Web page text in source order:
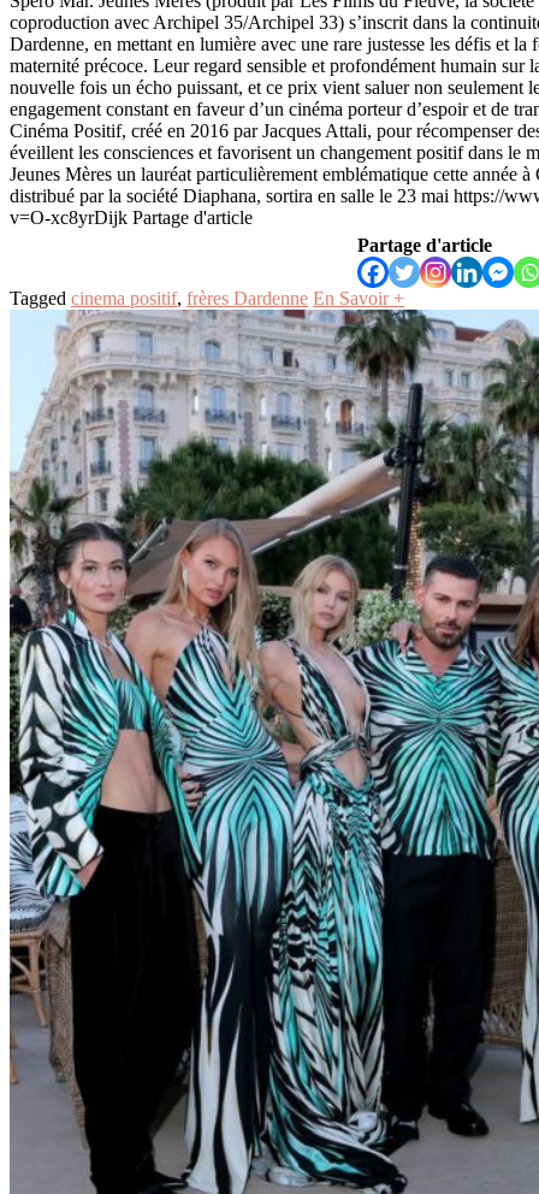
coproduction avec Archipel 35/Archipel 33) s’inscrit dans la
Dardenne, en mettant en lumière avec une rare justesse les défis et la
maternité précoce. Leur regard sensible et profondément humain sur
nouvelle fois un écho puissant, et ce prix vient saluer non seulement
engagement constant en faveur d’un cinéma porteur d’espoir et de
Cinéma Positif, créé en 2016 par Jacques Attali, pour récompenser
éveillent les consciences et favorisent un changement positif dans le
Jeunes Mères un lauréat particulièrement emblématique cette année à
distribué par la société Diaphana, sortira en salle le 23 mai https://
v=O-xc8yrDijk Partage d'article
Partage d'article
Tagged cinema positif, frères Dardenne En Savoir +